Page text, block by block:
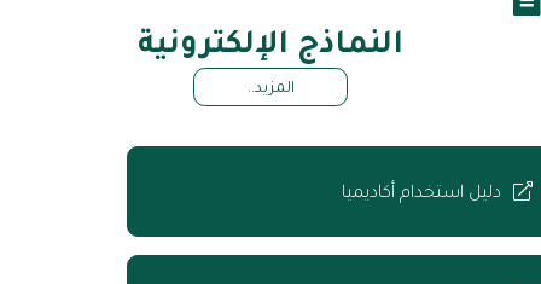
النماذج الإلكترونية
المزيد..
دليل استخدام أكاديميا